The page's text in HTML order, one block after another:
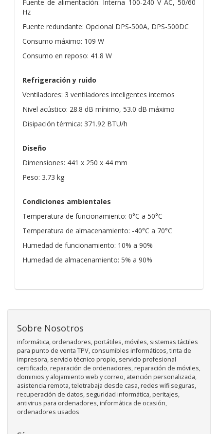
Fuente de alimentación: Interna 100-240 V AC, 50/60
Hz
Fuente redundante: Opcional DPS-500A, DPS-500DC
Consumo máximo: 109 W
Consumo en reposo: 41.8 W
Refrigeración y ruido
Ventiladores: 3 ventiladores inteligentes internos
Nivel acústico: 28.8 dB mínimo, 53.0 dB máximo
Disipación térmica: 371.92 BTU/h
Diseño
Dimensiones: 441 x 250 x 44 mm
Peso: 3.73 kg
Condiciones ambientales
Temperatura de funcionamiento: 0°C a 50°C
Temperatura de almacenamiento: -40°C a 70°C
Humedad de funcionamiento: 10% a 90%
Humedad de almacenamiento: 5% a 90%
Sobre Nosotros
informática, ordenadores, portátiles, móviles, sistemas táctiles
para punto de venta TPV, consumibles informáticos, tinta de
impresora, servicio técnico propio, servicio profesional
certificado, reparación de ordenadores, reparación de móviles,
dominios y alojamiento web y correo, atención personalizada,
asistencia remota, teletrabaja desde casa, redes wifi seguras,
recuperación de datos, seguridad informática, peritajes,
antivirus para ordenadores, informática de ocasión,
ordenadores usados